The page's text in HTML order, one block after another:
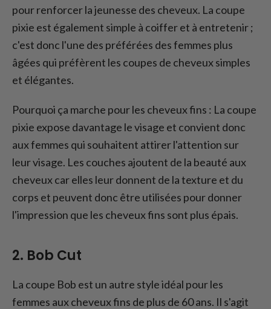
pour renforcer la jeunesse des cheveux. La coupe
pixie est également simple à coiffer et à entretenir ;
c'est donc l'une des préférées des femmes plus
âgées qui préfèrent les coupes de cheveux simples
et élégantes.
Pourquoi ça marche pour les cheveux fins : La coupe
pixie expose davantage le visage et convient donc
aux femmes qui souhaitent attirer l'attention sur
leur visage. Les couches ajoutent de la beauté aux
cheveux car elles leur donnent de la texture et du
corps et peuvent donc être utilisées pour donner
l'impression que les cheveux fins sont plus épais.
2. Bob Cut
La coupe Bob est un autre style idéal pour les
femmes aux cheveux fins de plus de 60 ans. Il s'agit